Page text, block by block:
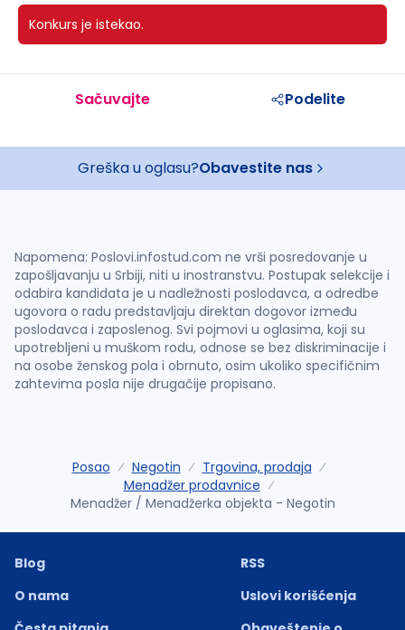
Konkurs je istekao.
Sačuvajte Podelite
Greška u oglasu?Obavestite nas
Napomena: Poslovi.infostud.com ne vrši posredovanje u
zapošljavanju u Srbiji, niti u inostranstvu. Postupak selekcije i
odabira kandidata je u nadležnosti poslodavca, a odredbe
ugovora o radu predstavljaju direktan dogovor između
poslodavca i zaposlenog. Svi pojmovi u oglasima, koji su
upotrebljeni u muškom rodu, odnose se bez diskriminacije i
na osobe ženskog pola i obrnuto, osim ukoliko specifičnim
zahtevima posla nije drugačije propisano.
Posao Negotin
Trgovina, prodaja
Menadžer prodavnice
Menadžer / Menadžerka objekta - Negotin
Blog
O nama
RSS
Uslovi korišćenja